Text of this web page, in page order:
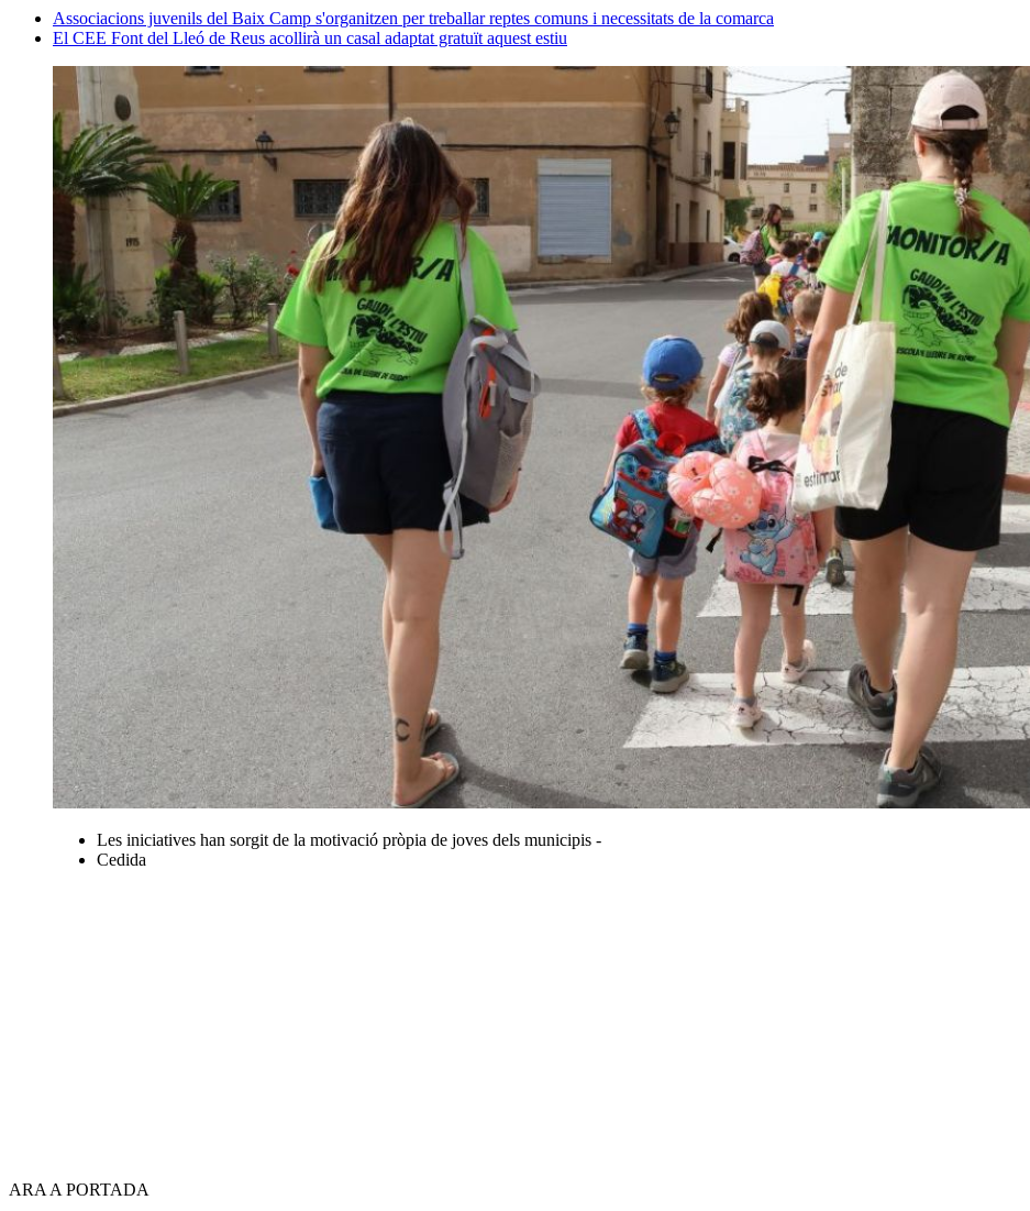
Associacions juvenils del Baix Camp s'organitzen per treballar reptes comuns i necessitats de la comarca
El CEE Font del Lleó de Reus acollirà un casal adaptat gratuït aquest estiu
Les iniciatives han sorgit de la motivació pròpia de joves dels municipis -
Cedida
ARA A PORTADA